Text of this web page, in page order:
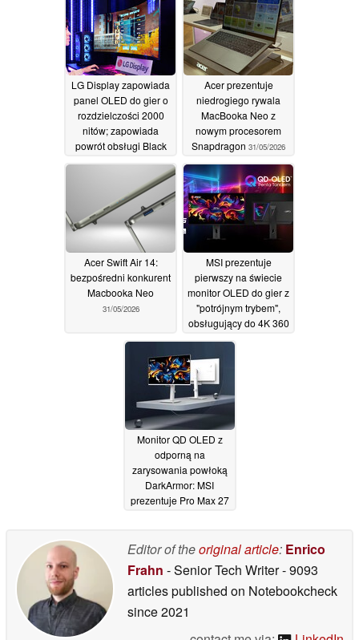
LG Display zapowiada
panel OLED do gier o
rozdzielczości 2000
nitów; zapowiada
powrót obsługi Black
Frame Insertion
Acer prezentuje
niedrogiego rywala
MacBooka Neo z
nowym procesorem
Snapdragon 31/05/2026
Acer Swift Air 14:
bezpośredni konkurent
Macbooka Neo
31/05/2026
MSI prezentuje
pierwszy na świecie
monitor OLED do gier z
"potrójnym trybem",
obsługujący do 4K 360
Hz30/05/2026
Monitor QD OLED z
odporną na
zarysowania powłoką
DarkArmor: MSI
prezentuje Pro Max 27
Editor of theoriginal article: Enrico
Frahn - Senior Tech Writer- 9093
articles published on Notebookcheck
since 2021